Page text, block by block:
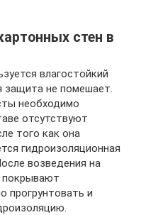
стен в
влагостойкий
защита не помешает.
необходимо
отсутствуют
того как она
гидроизоляционная
возведения на
покрывают
прогрунтовать и